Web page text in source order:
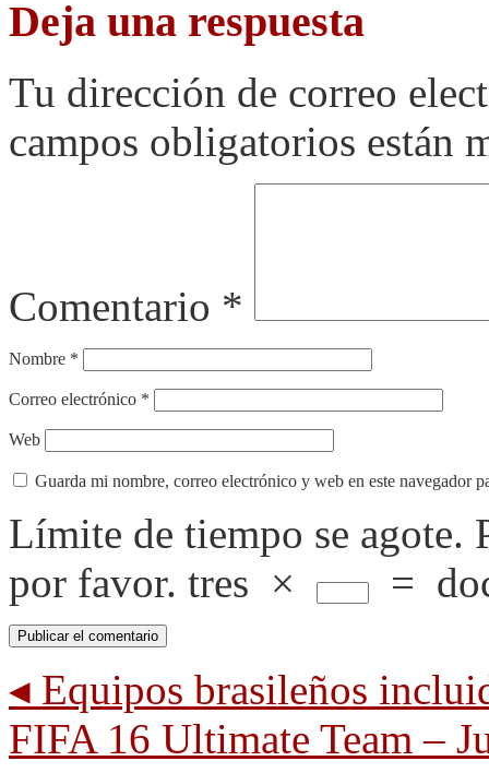
Deja una respuesta
Tu dirección de correo
campos obligatorios están
Comentario *
Nombre *
Correo electrónico *
Web
Guarda mi nombre, correo electrónico y web en este navegador
Límite de tiempo se agote.
por favor. tres × =
◂ Equipos brasileños
FIFA 16 Ultimate Team –